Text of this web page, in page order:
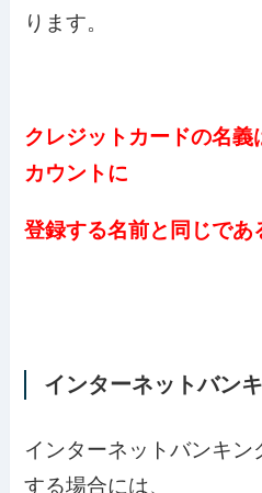
ります。
クレジットカードの名
カウントに
登録する名前と同じであ
インターネットバン
インターネットバンキン
する場合には、